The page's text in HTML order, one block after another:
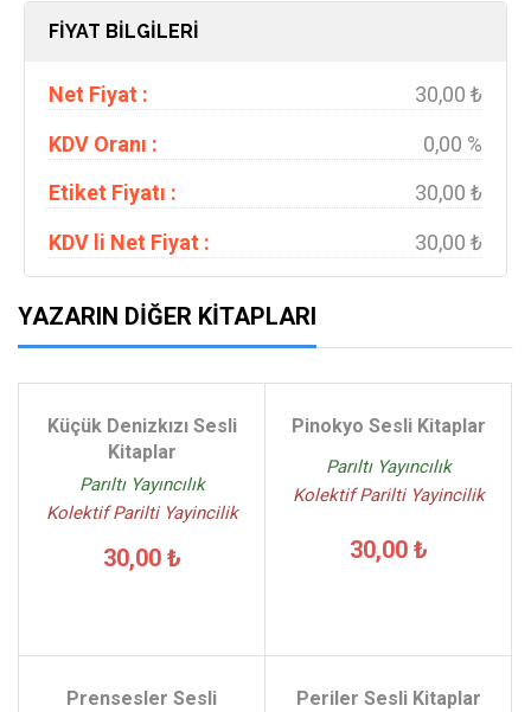
FİYAT BİLGİLERİ
Net Fiyat :
30,00 ₺
KDV Oranı :
0,00 %
Etiket Fiyatı :
30,00 ₺
KDV li Net Fiyat :
30,00 ₺
YAZARIN DIĞER KITAPLARI
Küçük Denizkızı Sesli
Kitaplar
Parıltı Yayıncılık
Kolektif Parilti Yayincilik
30,00 ₺
Pinokyo Sesli Kitaplar
Parıltı Yayıncılık
Kolektif Parilti Yayincilik
30,00 ₺
Prensesler Sesli
Periler Sesli Kitaplar